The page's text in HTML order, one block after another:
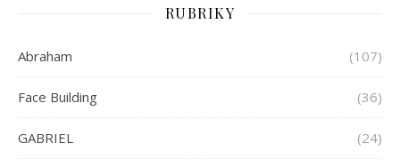
RUBRIKY
Abraham (107)
Face Building (36)
GABRIEL (24)